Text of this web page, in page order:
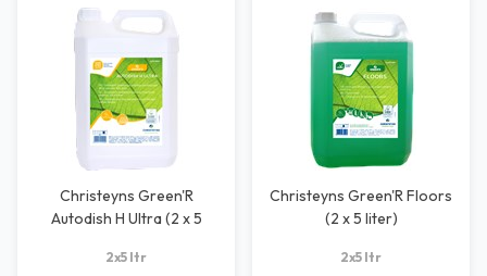
Christeyns Green'R
Autodish H Ultra (2 x 5
2x5 ltr
Christeyns Green'R Floors
(2 x 5 liter)
2x5 ltr